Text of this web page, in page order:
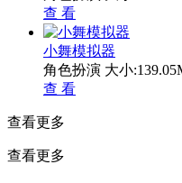
查 看
小舞模拟器
角色扮演 大小
查 看
查看更多
查看更多